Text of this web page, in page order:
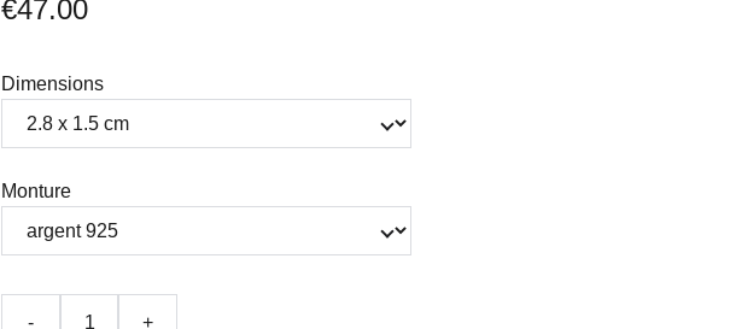
€47.00
Dimensions
Monture
- +